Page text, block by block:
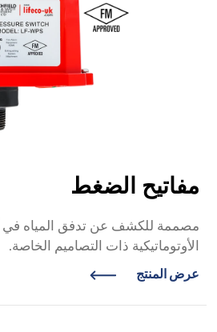
مفاتيح الضغط
مصممة للكشف عن تدفق المياه
الأوتوماتيكية ذات التصاميم الخاصة.
عرض المنتج